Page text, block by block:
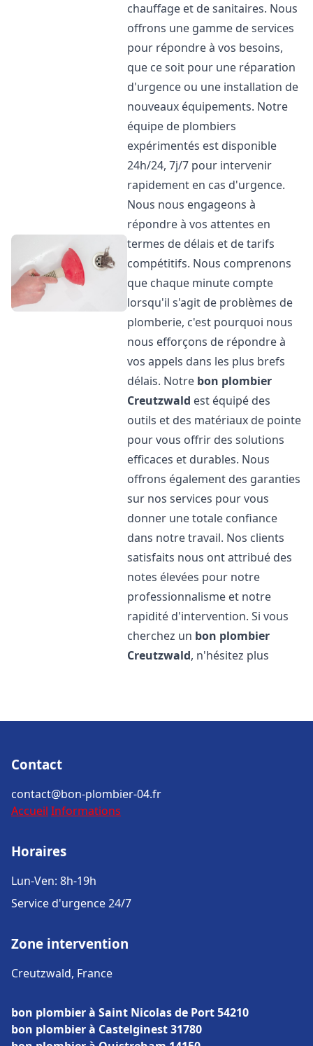
chauffage et de sanitaires. Nous
offrons une gamme de services
pour répondre à vos besoins,
que ce soit pour une réparation
d'urgence ou une installation de
nouveaux équipements. Notre
équipe de plombiers
expérimentés est disponible
24h/24, 7j/7 pour intervenir
rapidement en cas d'urgence.
Nous nous engageons à
répondre à vos attentes en
termes de délais et de tarifs
compétitifs. Nous comprenons
que chaque minute compte
lorsqu'il s'agit de problèmes de
plomberie, c'est pourquoi nous
nous efforçons de répondre à
vos appels dans les plus brefs
délais. Notre bon plombier
Creutzwald est équipé des
outils et des matériaux de pointe
pour vous offrir des solutions
efficaces et durables. Nous
offrons également des garanties
sur nos services pour vous
donner une totale confiance
dans notre travail. Nos clients
satisfaits nous ont attribué des
notes élevées pour notre
professionnalisme et notre
rapidité d'intervention. Si vous
cherchez un bon plombier
Creutzwald, n'hésitez plus
Contact
contact@bon-plombier-04.fr
Accueil Informations
Horaires
Lun-Ven: 8h-19h
Service d'urgence 24/7
Zone intervention
Creutzwald, France
bon plombier à Saint Nicolas de Port 54210
bon plombier à Castelginest 31780